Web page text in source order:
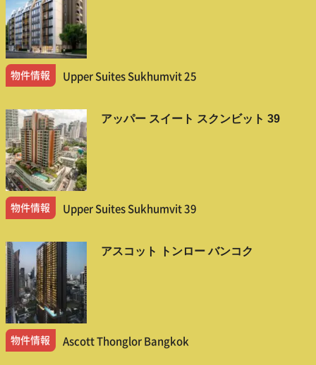
物件情報 Upper Suites Sukhumvit 25
アッパー スイート スクンビット 39
物件情報 Upper Suites Sukhumvit 39
アスコット トンロー バンコク
物件情報 Ascott Thonglor Bangkok